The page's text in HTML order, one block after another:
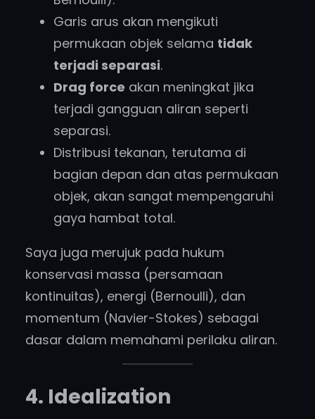
Garis arus akan mengikuti
permukaan objek selama tidak
terjadi separasi.
Drag force akan meningkat jika
terjadi gangguan aliran seperti
separasi.
Distribusi tekanan, terutama di
bagian depan dan atas permukaan
objek, akan sangat mempengaruhi
gaya hambat total.
Saya juga merujuk pada hukum
konservasi massa (persamaan
kontinuitas), energi (Bernoulli), dan
momentum (Navier-Stokes) sebagai
dasar dalam memahami perilaku aliran.
4. Idealization